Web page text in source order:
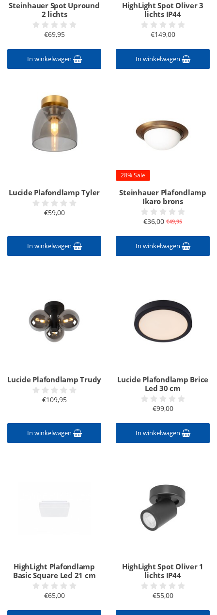
Steinhauer Spot Upround
2 lichts
€69,95
In winkelwagen
HighLight Spot Oliver 3
lichts IP44
€149,00
In winkelwagen
Lucide Plafondlamp Tyler
€59,00
In winkelwagen
28% Sale
Steinhauer Plafondlamp
Ikaro brons
€36,00 €49,95
In winkelwagen
Lucide Plafondlamp Trudy
€109,95
In winkelwagen
Lucide Plafondlamp Brice
Led 30 cm
€99,00
In winkelwagen
HighLight Plafondlamp
Basic Square Led 21 cm
€65,00
HighLight Spot Oliver 1
lichts IP44
€55,00